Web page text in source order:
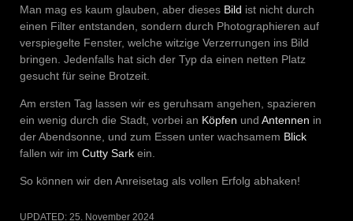
Man mag es kaum glauben, aber dieses Bild ist nicht durch
einen Filter entstanden, sondern durch Photographieren auf
verspiegelte Fenster, welche witzige Verzerrungen ins Bild
bringen. Jedenfalls hat sich der Typ da einen netten Platz
gesucht für seine Brotzeit.
Am ersten Tag lassen wir es geruhsam angehen, spazieren
ein wenig durch die Stadt, vorbei an Köpfen und Antennen in
der Abendsonne, und zum Essen unter wachsamem Blick
fallen wir im Cutty Sark ein.
So können wir den Anreisetag als vollen Erfolg abhaken!
UPDATED: 25. November 2024